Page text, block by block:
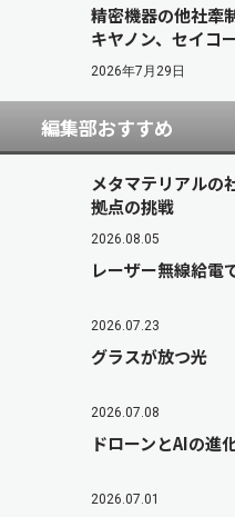
精密機器の他社牽
キヤノン、セイコ
2026年7月29日
編集部おすすめ
メタマテリアル
拠点の挑戦
2026.08.05
レーザー無線給電
2026.07.23
グラスが放つ光
2026.07.08
ドローンとAIの
2026.07.01